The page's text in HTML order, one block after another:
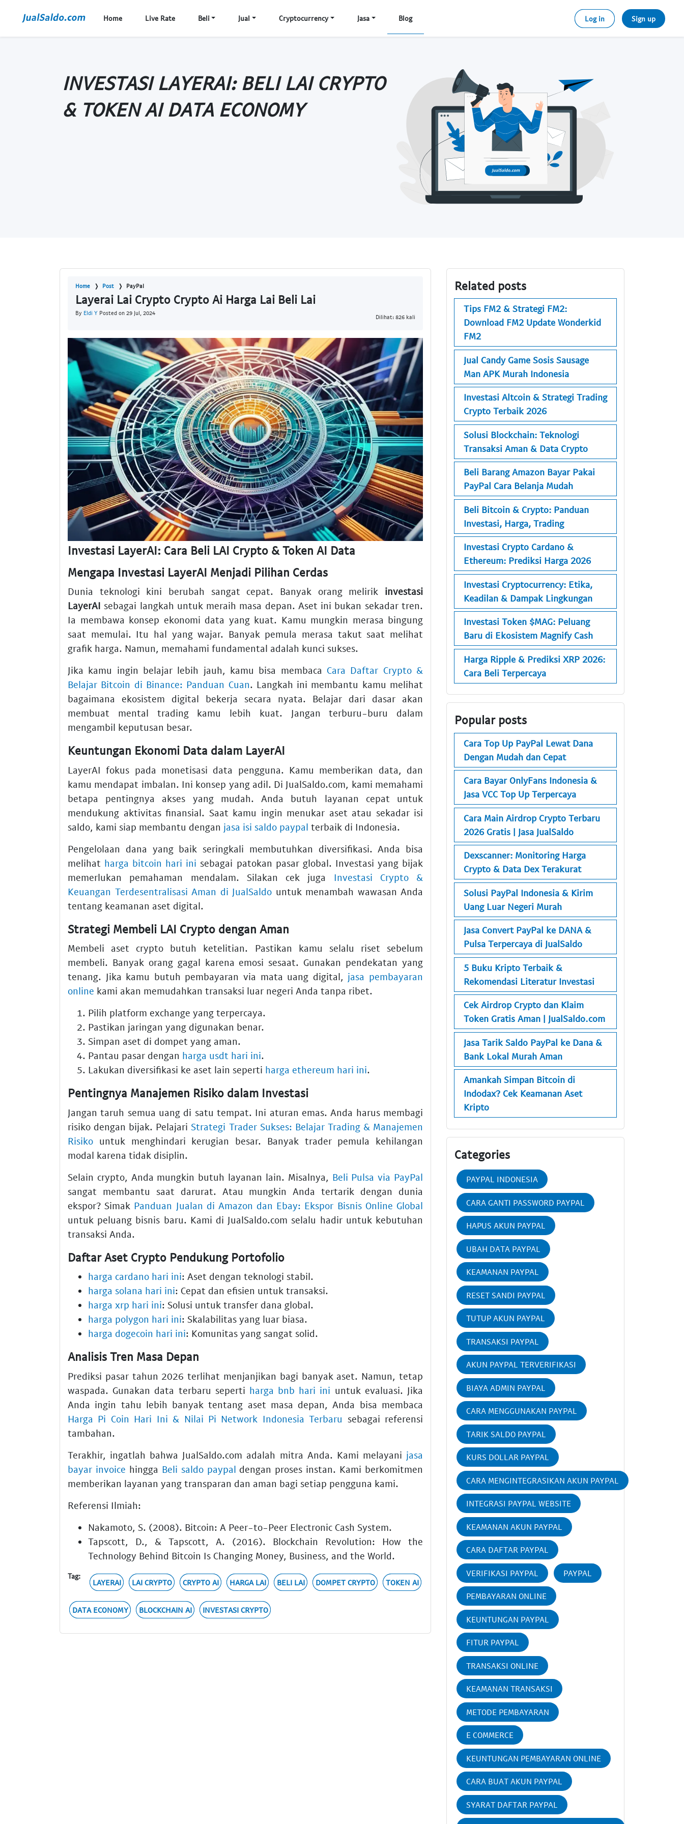
Home Live Rate Beli Jual Cryptocurrency Jasa Blog Log in Sign up
INVESTASI LAYERAI: BELI LAI CRYPTO
& TOKEN AI DATA ECONOMY
Home Post PayPal
Layerai Lai Crypto Crypto Ai Harga Lai Beli Lai
By Eldi Y Posted on 29 Jul, 2024
Dilihat: 826 kali
Investasi LayerAI: Cara Beli LAI Crypto & Token AI Data
Mengapa Investasi LayerAI Menjadi Pilihan Cerdas
Dunia teknologi kini berubah sangat cepat. Banyak orang melirik investasi
LayerAI sebagai langkah untuk meraih masa depan. Aset ini bukan sekadar tren.
Ia membawa konsep ekonomi data yang kuat. Kamu mungkin merasa bingung
saat memulai. Itu hal yang wajar. Banyak pemula merasa takut saat melihat
grafik harga. Namun, memahami fundamental adalah kunci sukses.
Jika kamu ingin belajar lebih jauh, kamu bisa membaca Cara Daftar Crypto &
Belajar Bitcoin di Binance: Panduan Cuan. Langkah ini membantu kamu melihat
bagaimana ekosistem digital bekerja secara nyata. Belajar dari dasar akan
membuat mental trading kamu lebih kuat. Jangan terburu-buru dalam
mengambil keputusan besar.
Keuntungan Ekonomi Data dalam LayerAI
LayerAI fokus pada monetisasi data pengguna. Kamu memberikan data, dan
kamu mendapat imbalan. Ini konsep yang adil. Di JualSaldo.com, kami memahami
betapa pentingnya akses yang mudah. Anda butuh layanan cepat untuk
mendukung aktivitas finansial. Saat kamu ingin menukar aset atau sekadar isi
saldo, kami siap membantu dengan jasa isi saldo paypal terbaik di Indonesia.
Pengelolaan dana yang baik seringkali membutuhkan diversifikasi. Anda bisa
melihat harga bitcoin hari ini sebagai patokan pasar global. Investasi yang bijak
memerlukan pemahaman mendalam. Silakan cek juga Investasi Crypto &
Keuangan Terdesentralisasi Aman di JualSaldo untuk menambah wawasan Anda
tentang keamanan aset digital.
Strategi Membeli LAI Crypto dengan Aman
Membeli aset crypto butuh ketelitian. Pastikan kamu selalu riset sebelum
membeli. Banyak orang gagal karena emosi sesaat. Gunakan pendekatan yang
tenang. Jika kamu butuh pembayaran via mata uang digital, jasa pembayaran
online kami akan memudahkan transaksi luar negeri Anda tanpa ribet.
Pilih platform exchange yang terpercaya.
Pastikan jaringan yang digunakan benar.
Simpan aset di dompet yang aman.
Pantau pasar dengan harga usdt hari ini.
Lakukan diversifikasi ke aset lain seperti harga ethereum hari ini.
Pentingnya Manajemen Risiko dalam Investasi
Jangan taruh semua uang di satu tempat. Ini aturan emas. Anda harus membagi
risiko dengan bijak. PelajariStrategi Trader Sukses: Belajar Trading & Manajemen
Risiko untuk menghindari kerugian besar. Banyak trader pemula kehilangan
modal karena tidak disiplin.
Selain crypto, Anda mungkin butuh layanan lain. Misalnya, Beli Pulsa via PayPal
sangat membantu saat darurat. Atau mungkin Anda tertarik dengan dunia
ekspor? Simak Panduan Jualan di Amazon dan Ebay: Ekspor Bisnis Online Global
untuk peluang bisnis baru. Kami di JualSaldo.com selalu hadir untuk kebutuhan
transaksi Anda.
Daftar Aset Crypto Pendukung Portofolio
harga cardano hari ini: Aset dengan teknologi stabil.
harga solana hari ini: Cepat dan efisien untuk transaksi.
harga xrp hari ini: Solusi untuk transfer dana global.
harga polygon hari ini: Skalabilitas yang luar biasa.
harga dogecoin hari ini: Komunitas yang sangat solid.
Analisis Tren Masa Depan
Prediksi pasar tahun 2026 terlihat menjanjikan bagi banyak aset. Namun, tetap
waspada. Gunakan data terbaru seperti harga bnb hari ini untuk evaluasi. Jika
Anda ingin tahu lebih banyak tentang aset masa depan, Anda bisa membaca
Harga Pi Coin Hari Ini & Nilai Pi Network Indonesia Terbaru sebagai referensi
tambahan.
Terakhir, ingatlah bahwa JualSaldo.com adalah mitra Anda. Kami melayani jasa
bayar invoice hingga Beli saldo paypal dengan proses instan. Kami berkomitmen
memberikan layanan yang transparan dan aman bagi setiap pengguna kami.
Referensi Ilmiah:
Nakamoto, S. (2008). Bitcoin: A Peer-to-Peer Electronic Cash System.
Tapscott, D., & Tapscott, A. (2016). Blockchain Revolution: How the
Technology Behind Bitcoin Is Changing Money, Business, and the World.
Tag:
LAYERAI LAI CRYPTO CRYPTO AI HARGA LAI BELI LAI DOMPET CRYPTO TOKEN AI
DATA ECONOMY BLOCKCHAIN AI INVESTASI CRYPTO
Related posts
Tips FM2 & Strategi FM2:
Download FM2 Update Wonderkid
FM2
Jual Candy Game Sosis Sausage
Man APK Murah Indonesia
Investasi Altcoin & Strategi Trading
Crypto Terbaik 2026
Solusi Blockchain: Teknologi
Transaksi Aman & Data Crypto
Beli Barang Amazon Bayar Pakai
PayPal Cara Belanja Mudah
Beli Bitcoin & Crypto: Panduan
Investasi, Harga, Trading
Investasi Crypto Cardano &
Ethereum: Prediksi Harga 2026
Investasi Cryptocurrency: Etika,
Keadilan & Dampak Lingkungan
Investasi Token $MAG: Peluang
Baru di Ekosistem Magnify Cash
Harga Ripple & Prediksi XRP 2026:
Cara Beli Terpercaya
Popular posts
Cara Top Up PayPal Lewat Dana
Dengan Mudah dan Cepat
Cara Bayar OnlyFans Indonesia &
Jasa VCC Top Up Terpercaya
Cara Main Airdrop Crypto Terbaru
2026 Gratis | Jasa JualSaldo
Dexscanner: Monitoring Harga
Crypto & Data Dex Terakurat
Solusi PayPal Indonesia & Kirim
Uang Luar Negeri Murah
Jasa Convert PayPal ke DANA &
Pulsa Terpercaya di JualSaldo
5 Buku Kripto Terbaik &
Rekomendasi Literatur Investasi
Cek Airdrop Crypto dan Klaim
Token Gratis Aman | JualSaldo.com
Jasa Tarik Saldo PayPal ke Dana &
Bank Lokal Murah Aman
Amankah Simpan Bitcoin di
Indodax? Cek Keamanan Aset
Kripto
Categories
PAYPAL INDONESIA
CARA GANTI PASSWORD PAYPAL
HAPUS AKUN PAYPAL
UBAH DATA PAYPAL
KEAMANAN PAYPAL
RESET SANDI PAYPAL
TUTUP AKUN PAYPAL
TRANSAKSI PAYPAL
AKUN PAYPAL TERVERIFIKASI
BIAYA ADMIN PAYPAL
CARA MENGGUNAKAN PAYPAL
TARIK SALDO PAYPAL
KURS DOLLAR PAYPAL
CARA MENGINTEGRASIKAN AKUN PAYPAL
INTEGRASI PAYPAL WEBSITE
KEAMANAN AKUN PAYPAL
CARA DAFTAR PAYPAL
VERIFIKASI PAYPAL PAYPAL
PEMBAYARAN ONLINE
KEUNTUNGAN PAYPAL
FITUR PAYPAL
TRANSAKSI ONLINE
KEAMANAN TRANSAKSI
METODE PEMBAYARAN
E COMMERCE
KEUNTUNGAN PEMBAYARAN ONLINE
CARA BUAT AKUN PAYPAL
SYARAT DAFTAR PAYPAL